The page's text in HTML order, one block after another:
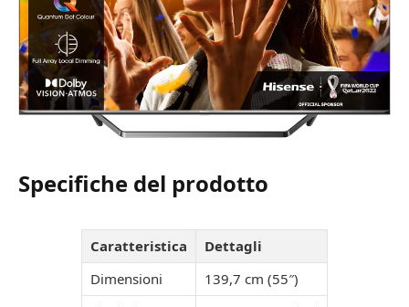
Specifiche del prodotto
Caratteristica
Dettagli
Dimensioni
139,7 cm (55″)